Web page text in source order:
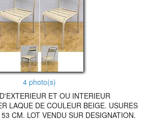
4 photo(s)
ET OU INTERIEUR
LAQUE DE COULEUR BEIGE. USURES
CM. LOT VENDU SUR DESIGNATION.